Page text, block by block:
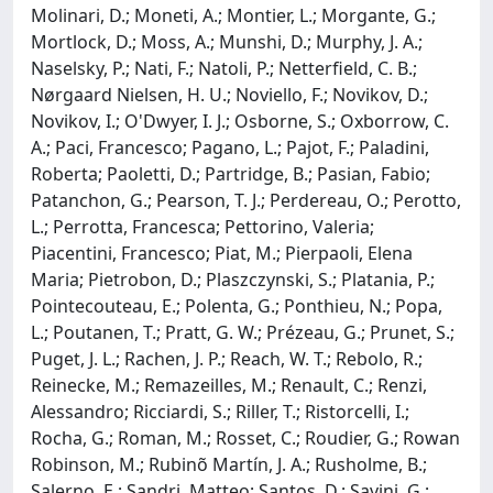
Molinari, D.; Moneti, A.; Montier, L.; Morgante, G.;
Mortlock, D.; Moss, A.; Munshi, D.; Murphy, J. A.;
Naselsky, P.; Nati, F.; Natoli, P.; Netterfield, C. B.;
Nørgaard Nielsen, H. U.; Noviello, F.; Novikov, D.;
Novikov, I.; O'Dwyer, I. J.; Osborne, S.; Oxborrow, C.
A.; Paci, Francesco; Pagano, L.; Pajot, F.; Paladini,
Roberta; Paoletti, D.; Partridge, B.; Pasian, Fabio;
Patanchon, G.; Pearson, T. J.; Perdereau, O.; Perotto,
L.; Perrotta, Francesca; Pettorino, Valeria;
Piacentini, Francesco; Piat, M.; Pierpaoli, Elena
Maria; Pietrobon, D.; Plaszczynski, S.; Platania, P.;
Pointecouteau, E.; Polenta, G.; Ponthieu, N.; Popa,
L.; Poutanen, T.; Pratt, G. W.; Prézeau, G.; Prunet, S.;
Puget, J. L.; Rachen, J. P.; Reach, W. T.; Rebolo, R.;
Reinecke, M.; Remazeilles, M.; Renault, C.; Renzi,
Alessandro; Ricciardi, S.; Riller, T.; Ristorcelli, I.;
Rocha, G.; Roman, M.; Rosset, C.; Roudier, G.; Rowan
Robinson, M.; Rubinõ Martín, J. A.; Rusholme, B.;